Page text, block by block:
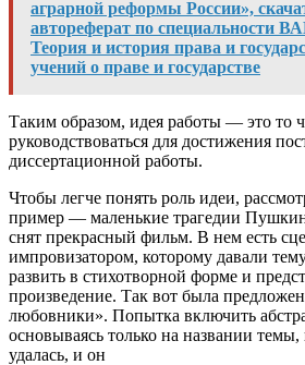
аграрной реформы России»,
автореферат по специальности
Теория и история права и
учений о праве и государстве
Таким образом, идея работы — это то
руководствоваться для достижения
диссертационной работы.
Чтобы легче понять роль идеи,
пример — маленькие трагедии
снят прекрасный фильм. В нем есть
импровизатором, которому давали
развить в стихотворной форме и
произведение. Так вот была
любовники». Попытка включить
основываясь только на названии
удалась, и он